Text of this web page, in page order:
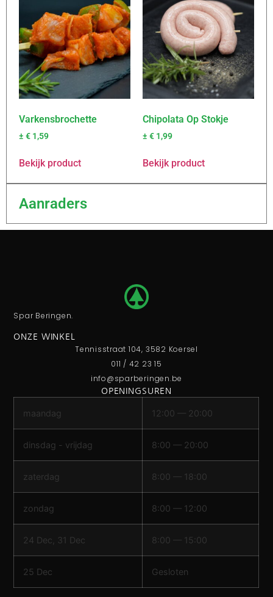
Varkensbrochette
± € 1,59
Bekijk product
Chipolata Op Stokje
± € 1,99
Bekijk product
Aanraders
Spar Beringen.
ONZE WINKEL
Tennisstraat 104, 3582 Koersel
011 / 42 23 15
info@sparberingen.be
OPENINGSUREN
maandag 12:00 — 20:00
dinsdag - vrijdag 8:00 — 20:00
zaterdag 8:00 — 18:00
zondag 8:00 — 12:00
24 Dec, 31 Dec 8:00 — 15:00
25 Dec Gesloten